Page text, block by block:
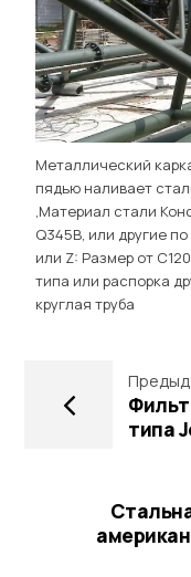
Металлический
пядью наливает
,Материал стали
Q345B, или другие
или Z: Размер от
типа или распорка
круглая труба
типа